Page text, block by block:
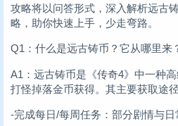
攻略将以问答形式，深入解析远古
略，助你快速上手，少走弯路。
Q1：什么是远古铸币？它从哪里来
A1：远古铸币是《传奇4》中一种
打怪掉落金币获得。其主要获取途径
-完成每日/每周任务：部分剧情与日